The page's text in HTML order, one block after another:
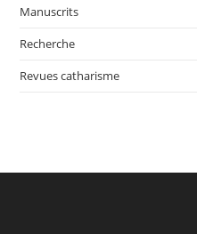
Manuscrits
Recherche
Revues catharisme